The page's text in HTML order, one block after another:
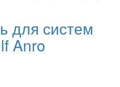
для систем
Anro